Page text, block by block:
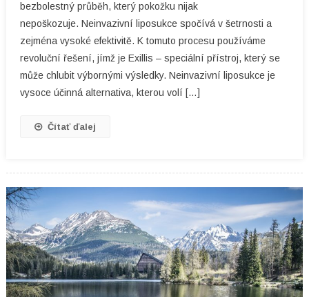
bezbolestný průběh, který pokožku nijak
nepoškozuje. Neinvazivní liposukce spočívá v šetrnosti a
zejména vysoké efektivitě. K tomuto procesu používáme
revoluční řešení, jímž je Exillis – speciální přístroj, který se
může chlubit výbornými výsledky. Neinvazivní liposukce je
vysoce účinná alternativa, kterou volí […]
Čítať ďalej